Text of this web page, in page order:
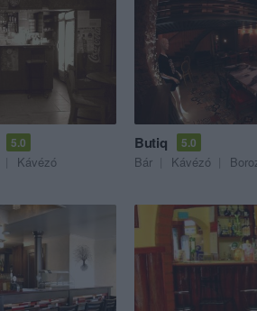
5.0
Kávézó
Butiq 5.0
Bár Kávézó